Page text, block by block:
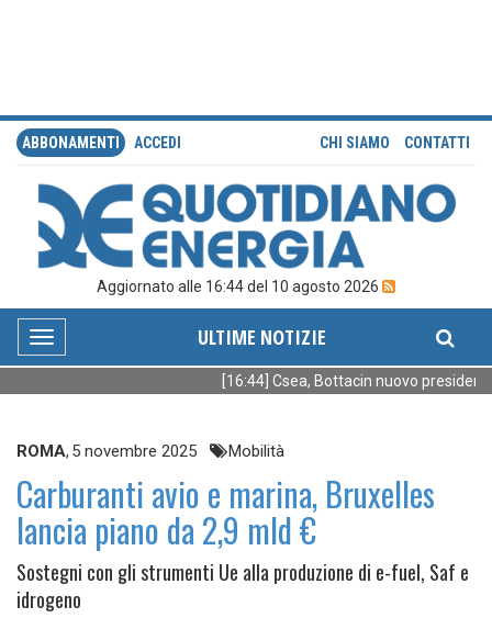
ABBONAMENTI ACCEDI CHI SIAMO CONTATTI
Aggiornato alle 16:44 del 10 agosto 2026
Toggle
navigation
ULTIME NOTIZIE
[16:44] Csea, Bottacin nuovo presidente
ROMA, 5 novembre 2025 Mobilità
Carburanti avio e marina, Bruxelles
lancia piano da 2,9 mld €
Sostegni con gli strumenti Ue alla produzione di e-fuel, Saf e
idrogeno